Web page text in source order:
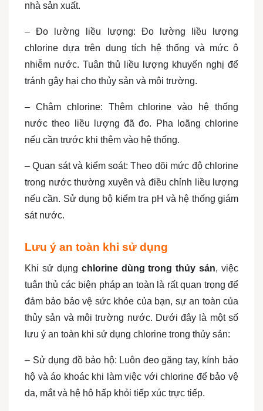
nhà sản xuất.
– Đo lường liều lượng: Đo lường liều lượng
chlorine dựa trên dung tích hệ thống và mức ô
nhiễm nước. Tuân thủ liều lượng khuyến nghị để
tránh gây hại cho thủy sản và môi trường.
– Châm chlorine: Thêm chlorine vào hệ thống
nước theo liều lượng đã đo. Pha loãng chlorine
nếu cần trước khi thêm vào hệ thống.
– Quan sát và kiểm soát: Theo dõi mức độ chlorine
trong nước thường xuyên và điều chỉnh liều lượng
nếu cần. Sử dụng bộ kiểm tra pH và hệ thống giám
sát nước.
Lưu ý an toàn khi sử dụng
Khi sử dụng chlorine dùng trong thủy sản, việc
tuân thủ các biện pháp an toàn là rất quan trọng để
đảm bảo bảo vệ sức khỏe của bạn, sự an toàn của
thủy sản và môi trường nước. Dưới đây là một số
lưu ý an toàn khi sử dụng chlorine trong thủy sản:
– Sử dụng đồ bảo hộ: Luôn đeo găng tay, kính bảo
hộ và áo khoác khi làm việc với chlorine để bảo vệ
da, mắt và hệ hô hấp khỏi tiếp xúc trực tiếp.